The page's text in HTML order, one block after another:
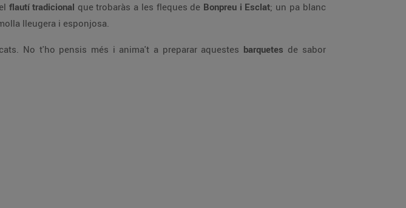
flautí tradicional que trobaràs a les fleques de Bonpreu i Esclat; un pa blanc
lleugera i esponjosa.
No t'ho pensis més i anima't a preparar aquestes barquetes de sabor